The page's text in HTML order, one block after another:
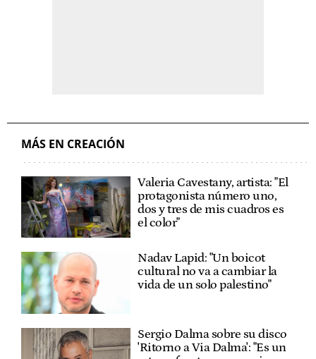
MÁS EN CREACIÓN
Valeria Cavestany, artista: "El
protagonista número uno,
dos y tres de mis cuadros es
el color"
Nadav Lapid: "Un boicot
cultural no va a cambiar la
vida de un solo palestino"
Sergio Dalma sobre su disco
'Ritorno a Via Dalma': "Es un